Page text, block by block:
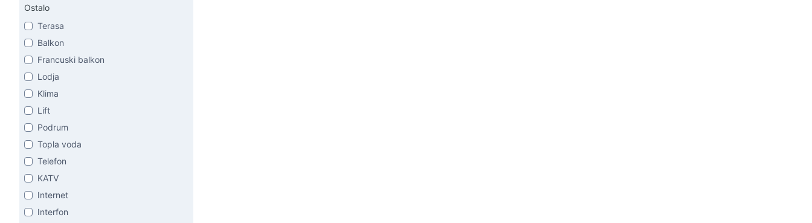
Ostalo
Terasa
Balkon
Francuski balkon
Lodja
Klima
Lift
Podrum
Topla voda
Telefon
KATV
Internet
Interfon